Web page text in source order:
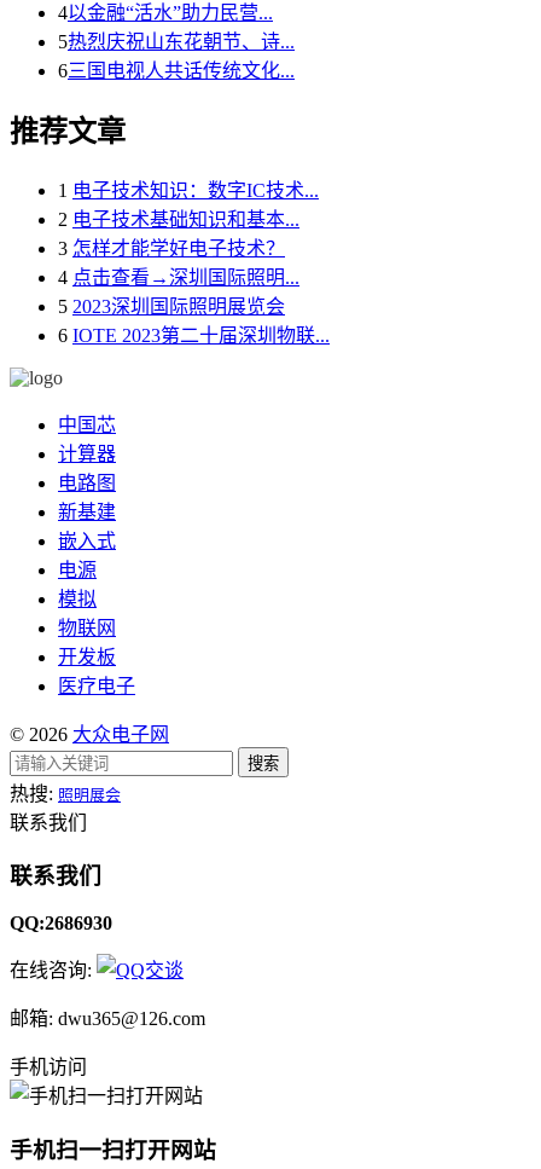
4以金融“活水”助力民营...
5热烈庆祝山东花朝节、诗...
6三国电视人共话传统文化...
推荐文章
1 电子技术知识：数字IC技术...
2 电子技术基础知识和基本...
3 怎样才能学好电子技术？
4 点击查看→深圳国际照明...
5 2023深圳国际照明展览会
6 IOTE 2023第二十届深圳物联...
中国芯
计算器
电路图
新基建
嵌入式
电源
模拟
物联网
开发板
医疗电子
© 2026 大众电子网
搜索
热搜: 照明展会
联系我们
联系我们
QQ:2686930
在线咨询:
邮箱: dwu365@126.com
手机访问
手机扫一扫打开网站